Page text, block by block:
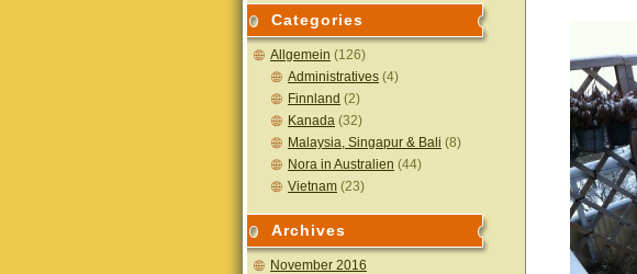
Categories
Allgemein (126)
Administratives (4)
Finnland (2)
Kanada (32)
Malaysia, Singapur & Bali (8)
Nora in Australien (44)
Vietnam (23)
Archives
November 2016